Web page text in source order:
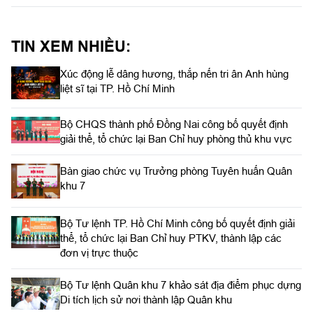
TIN XEM NHIỀU:
Xúc động lễ dâng hương, thắp nến tri ân Anh hùng
liệt sĩ tại TP. Hồ Chí Minh
Bộ CHQS thành phố Đồng Nai công bố quyết định
giải thể, tổ chức lại Ban Chỉ huy phòng thủ khu vực
Bàn giao chức vụ Trưởng phòng Tuyên huấn Quân
khu 7
Bộ Tư lệnh TP. Hồ Chí Minh công bố quyết định giải
thể, tổ chức lại Ban Chỉ huy PTKV, thành lập các
đơn vị trực thuộc
Bộ Tư lệnh Quân khu 7 khảo sát địa điểm phục dựng
Di tích lịch sử nơi thành lập Quân khu